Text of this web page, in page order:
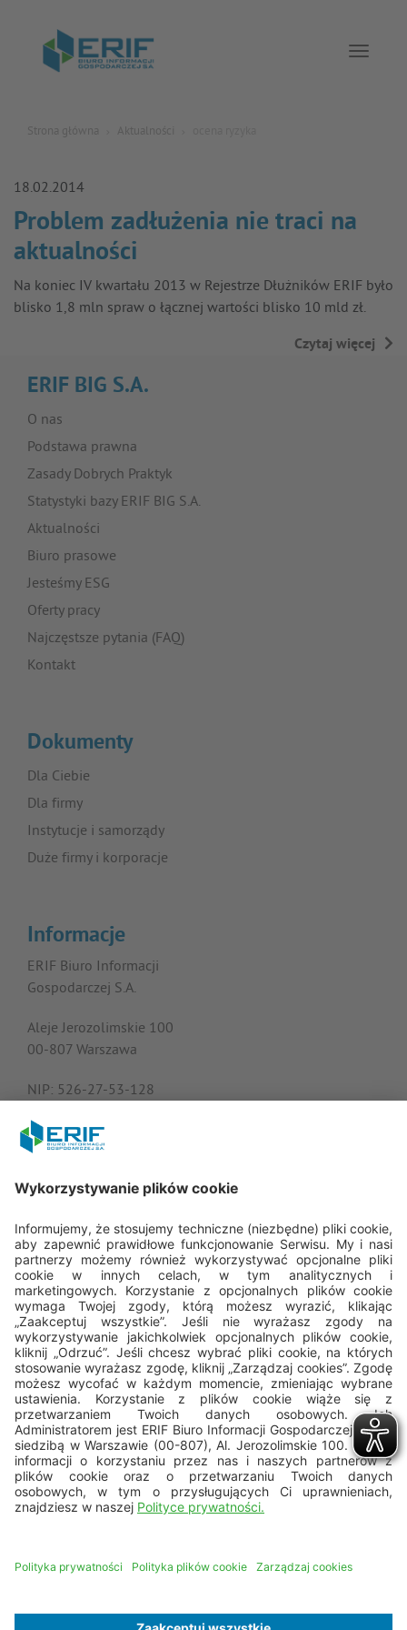
Strona główna Aktualności
18.02.2014
Problem zadłużenia nie traci na
aktualności
Na koniec IV kwartału 2013 w Rejestrze Dłużników ERIF było
blisko 1,8 mln spraw o łącznej wartości blisko 10 mld zł.
Czytaj więcej
ERIF BIG S.A.
O nas
Podstawa prawna
Zasady Dobrych Praktyk
Statystyki bazy ERIF BIG S.A.
Aktualności
Biuro prasowe
Jesteśmy ESG
Oferty pracy
Najczęstsze pytania (FAQ)
Kontakt
Dokumenty
Dla Ciebie
Dla firmy
Instytucje i samorządy
Duże firmy i korporacje
Informacje
ERIF Biuro Informacji
Gospodarczej S.A.
Aleje Jerozolimskie 100
00-807 Warszawa
NIP: 526-27-53-128
REGON: 015613573
22 594 25 15
Pn - Pt: 8.00 - 16.00
bok@erif.pl